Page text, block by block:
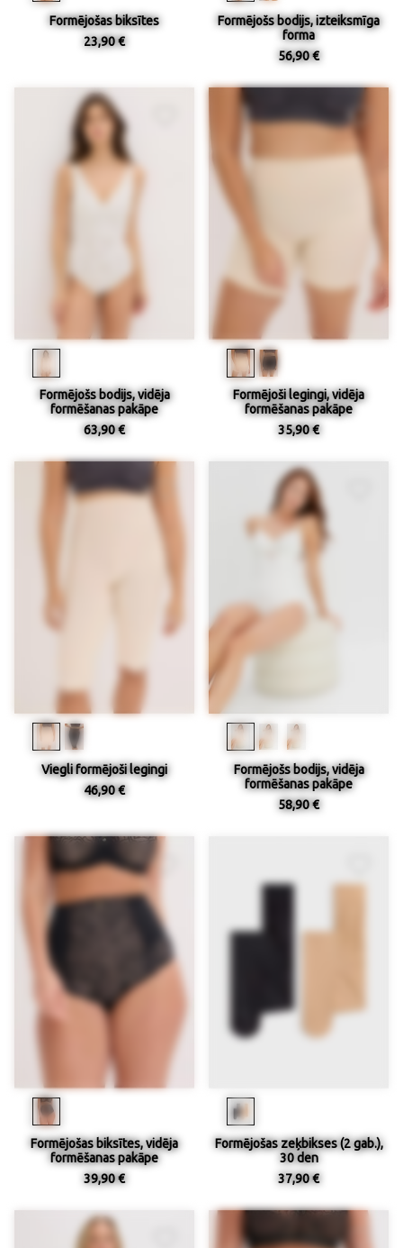
Formējošas biksītes
23,90 €
Formējošs bodijs, izteiksmīga
forma
56,90 €
Formējošs bodijs, vidēja
formēšanas pakāpe
63,90 €
Formējoši legingi, vidēja
formēšanas pakāpe
35,90 €
Viegli formējoši legingi
46,90 €
Formējošs bodijs, vidēja
formēšanas pakāpe
58,90 €
Formējošas biksītes, vidēja
formēšanas pakāpe
39,90 €
Formējošas zeķbikses (2 gab.),
30 den
37,90 €